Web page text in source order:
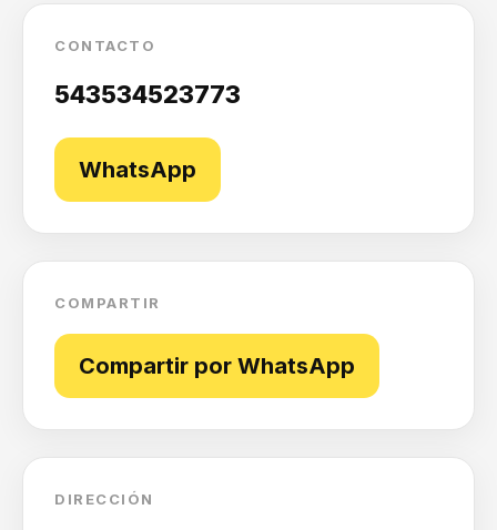
CONTACTO
543534523773
WhatsApp
COMPARTIR
Compartir por WhatsApp
DIRECCIÓN